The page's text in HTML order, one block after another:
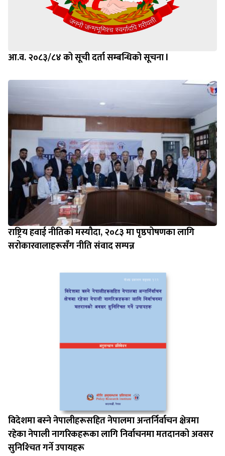
आ.व. २०८३/८४ को सूची दर्ता सम्बन्धिको सूचना l
राष्ट्रिय हवाई नीतिको मस्यौदा, २०८३ मा पृष्ठपोषणका लागि
सरोकारवालाहरूसँग नीति संवाद सम्पन्न
विदेशमा बस्‍ने नेपालीहरूसहित नेपालमा अन्तर्निर्वाचन क्षेत्रमा
रहेका नेपाली नागरिकहरूका लागि निर्वाचनमा मतदानको अवसर
सुनिश्‍चित गर्ने उपायहरू